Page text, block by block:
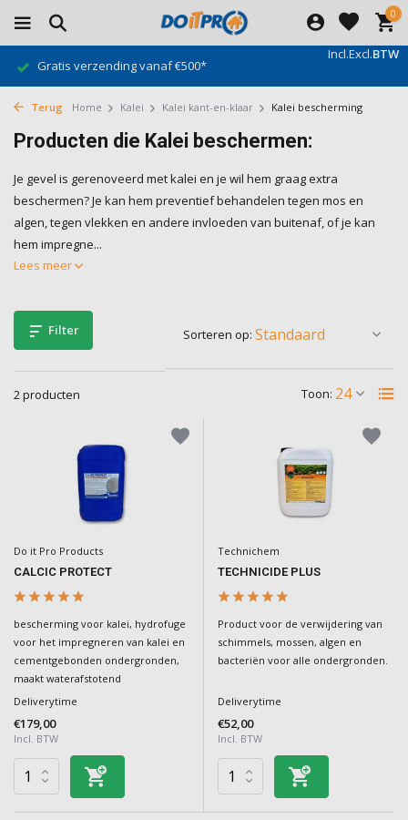
0
Incl.Excl.BTW
Gratis verzending vanaf €500*
Terug Home Kalei Kalei kant-en-klaar Kalei bescherming
Producten die Kalei beschermen:
Je gevel is gerenoveerd met kalei en je wil hem graag extra
beschermen? Je kan hem preventief behandelen tegen mos en
algen, tegen vlekken en andere invloeden van buitenaf, of je kan
hem impregne...
Lees meer
Filter
2 producten Toon:
Sorteren op:
Do it Pro Products
CALCIC PROTECT
bescherming voor kalei, hydrofuge
voor het impregneren van kalei en
cementgebonden ondergronden,
maakt waterafstotend
Deliverytime
€179,00
Incl. BTW
Technichem
TECHNICIDE PLUS
Product voor de verwijdering van
schimmels, mossen, algen en
bacteriën voor alle ondergronden.
Deliverytime
€52,00
Incl. BTW